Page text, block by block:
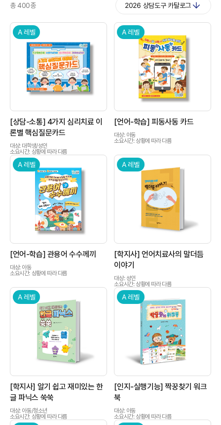
총 400종 2026 상담도구 카탈로그
상품이미지
A 레벨
[상담-소통] 4가지 심리치료 이
론별 핵심질문카드
대상: 대학생/성인
소요시간: 상황에 따라 다름
상품이미지
A 레벨
[언어-학습] 피동사동 카드
대상: 아동
소요시간: 상황에 따라 다름
상품이미지
A 레벨
[언어-학습] 관용어 수수께끼
대상: 아동
소요시간: 상황에 따라 다름
상품이미지
A 레벨
[학지사] 언어치료사의 말더듬
이야기
대상: 성인
소요시간: 상황에 따라 다름
상품이미지
A 레벨
[학지사] 알기 쉽고 재미있는 한
글 파닉스 쑥쑥
대상: 아동/청소년
소요시간: 상황에 따라 다름
상품이미지
A 레벨
[인지-실행기능] 짝꿍찾기 워크
북
대상: 아동
소요시간: 상황에 따라 다름